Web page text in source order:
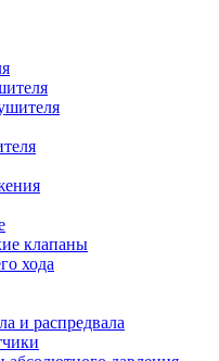
клапаны
хода
и распредвала